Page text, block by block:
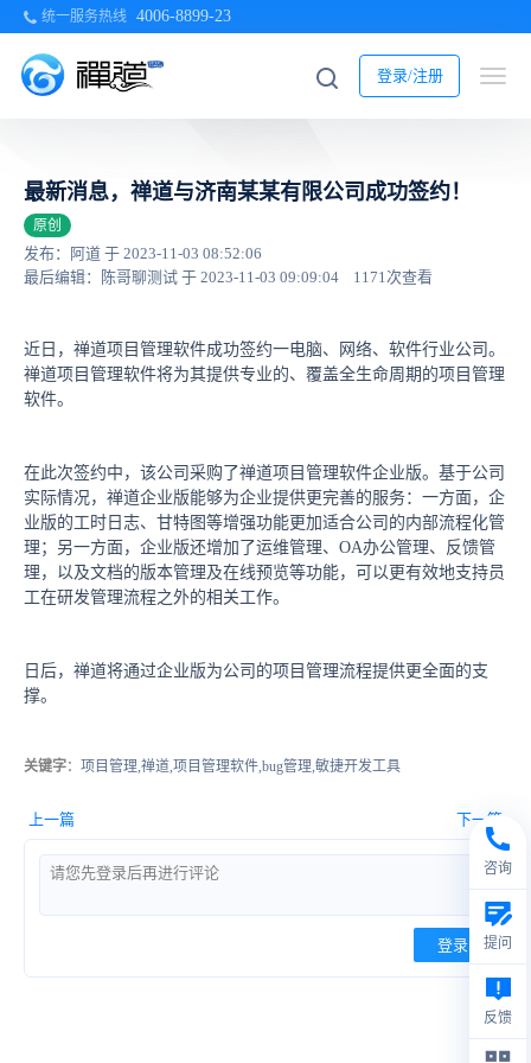
统一服务热线 4006-8899-23
登录/注册
最新消息，禅道与济南某某有限公司成功签约！
原创
发布：阿道 于 2023-11-03 08:52:06
最后编辑：陈哥聊测试 于 2023-11-03 09:09:04
1171次查看
近日，禅道项目管理软件成功签约一电脑、网络、软件行业公司。
禅道项目管理软件将为其提供专业的、覆盖全生命周期的项目管理
软件。
在此次签约中，该公司采购了禅道项目管理软件企业版。基于公司
实际情况，禅道企业版能够为企业提供更完善的服务：一方面，企
业版的工时日志、甘特图等增强功能更加适合公司的内部流程化管
理；另一方面，企业版还增加了运维管理、OA办公管理、反馈管
理，以及文档的版本管理及在线预览等功能，可以更有效地支持员
工在研发管理流程之外的相关工作。
日后，禅道将通过企业版为公司的项目管理流程提供更全面的支
撑。
关键字：项目管理,禅道,项目管理软件,bug管理,敏捷开发工具
上一篇 下一篇
登录
咨询
提问
反馈